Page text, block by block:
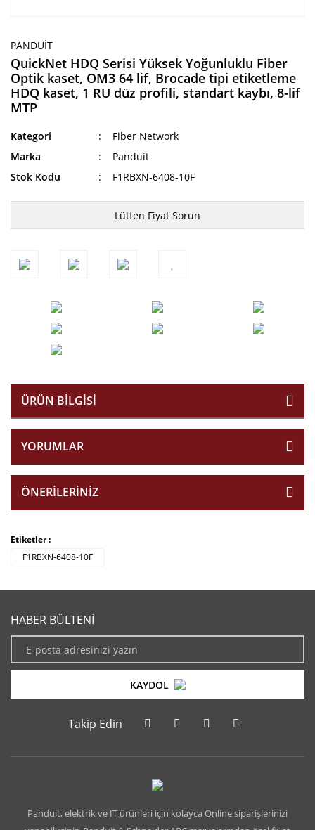
PANDUIT
QuickNet HDQ Serisi Yüksek Yoğunluklu Fiber
Optik kaset, OM3 64 lif, Brocade tipi etiketleme
HDQ kaset, 1 RU düz profili, standart kaybı, 8-lif
MTP
Kategori
Fiber Network
Marka
Panduit
Stok Kodu
F1RBXN-6408-10F
Lütfen Fiyat Sorun
ÜRÜN BILGISI
YORUMLAR
ÖNERILERINIZ
Etiketler :
F1RBXN-6408-10F
HABER BÜLTENİ
KAYDOL
Takip Edin
Panduit, elektrik ve IT ürünleri için kolayca Online siparişlerinizi